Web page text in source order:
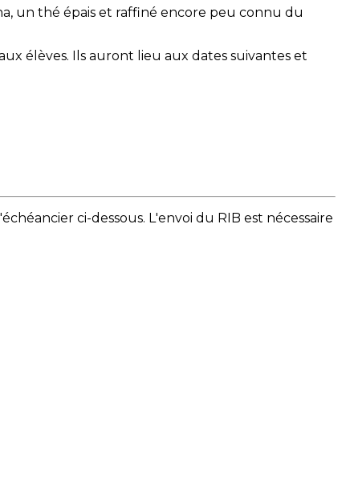
un thé épais et raffiné encore peu connu du
élèves. Ils auront lieu aux dates suivantes et
ci-dessous. L'envoi du RIB est nécessaire